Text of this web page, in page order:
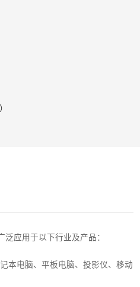
应用于以下行业及产品：
本电脑、平板电脑、投影仪、移动